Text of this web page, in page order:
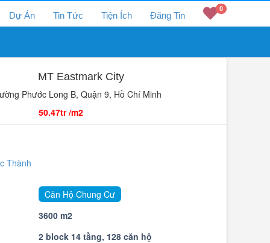
Dự Án Tin Tức Tiện Ích Đăng Tin
0
MT Eastmark City
Phước Long B, Quận 9, Hồ Chí Minh
50.47tr /m2
Thành
Căn Hộ Chung Cư
3600 m2
2 block 14 tầng, 128 căn hộ